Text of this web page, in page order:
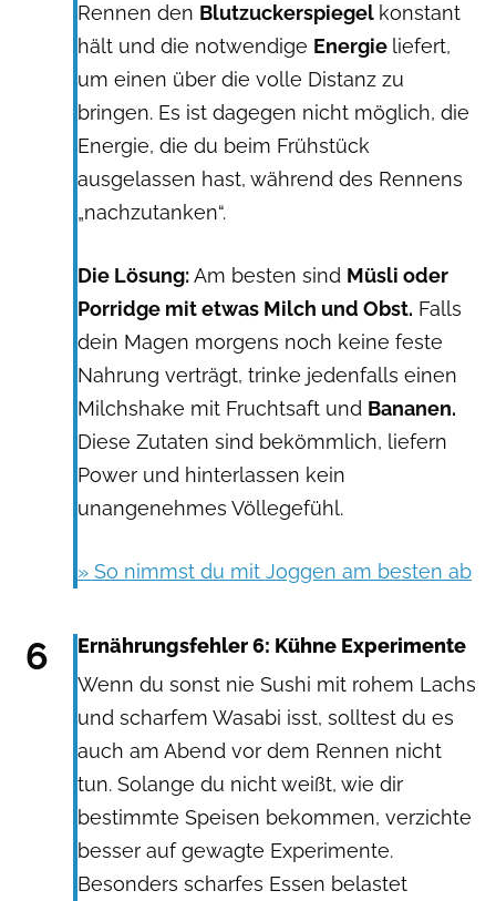
Rennen den Blutzuckerspiegel konstant
hält und die notwendige Energie liefert,
um einen über die volle Distanz zu
bringen. Es ist dagegen nicht möglich, die
Energie, die du beim Frühstück
ausgelassen hast, während des Rennens
„nachzutanken“.
Die Lösung:Am besten sind Müsli oder
Porridge mit etwas Milch und Obst. Falls
dein Magen morgens noch keine feste
Nahrung verträgt, trinke jedenfalls einen
Milchshake mit Fruchtsaft und Bananen.
Diese Zutaten sind bekömmlich, liefern
Power und hinterlassen kein
unangenehmes Völlegefühl.
» So nimmst du mit Joggen am besten ab
6
Ernährungsfehler 6: Kühne Experimente
Wenn du sonst nie Sushi mit rohem Lachs
und scharfem Wasabi isst, solltest du es
auch am Abend vor dem Rennen nicht
tun. Solange du nicht weißt, wie dir
bestimmte Speisen bekommen, verzichte
besser auf gewagte Experimente.
Besonders scharfes Essen belastet